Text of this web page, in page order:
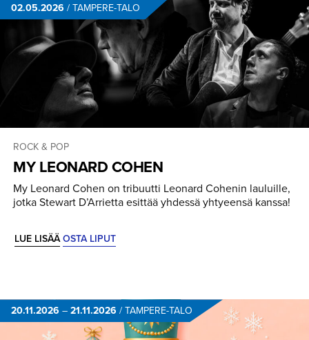
02.05.2026 /TAMPERE-TALO
ROCK & POP
MY LEONARD COHEN
My Leonard Cohen on tribuutti Leonard Cohenin lauluille,
jotka Stewart D’Arrietta esittää yhdessä yhtyeensä kanssa!
LUE LISÄÄOSTA LIPUT
20.11.2026 –21.11.2026 /TAMPERE-TALO